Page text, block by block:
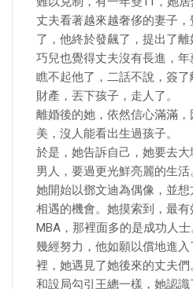
丈夫看著越來越奢侈的妻子
了，他終於發飆了，提出了離
巧兒也覺得丈夫沒有長進，
瞧不起他了，二話不說，簽
財產，丟下孩子，走人了。
離婚後的她，依然信心滿滿
美，沒人能看出生過孩子。
於是，她告訴自己，她要去
男人，要過更光鮮亮麗的生活
她開始以鄧文迪為偶像，並
相遇的機會。她摸索到，最
MBA，那裡面多的是成功人士
幾經努力，他如願以償地進
裡，她遇見了她後來的丈夫們
和設局勾引王總一樣，她認